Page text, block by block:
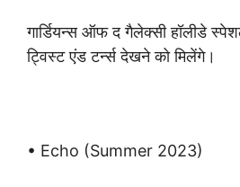
गार्डियन्स ऑफ द गैलेक्सी हॉलीडे
ट्विस्ट एंड टर्न्स देखने को मिलेंगे।
• Echo (Summer 2023)